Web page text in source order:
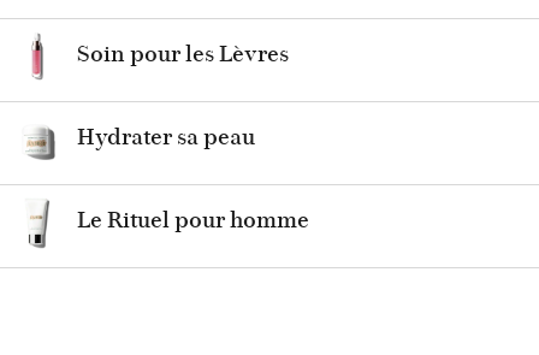
Soin pour les Lèvres
Hydrater sa peau
Le Rituel pour homme